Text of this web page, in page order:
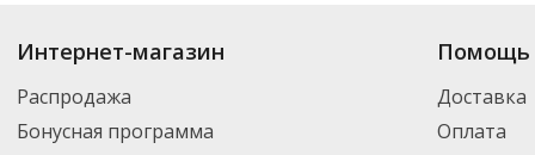
Интернет-магазин
Распродажа
Бонусная программа
Помощь
Доставка
Оплата